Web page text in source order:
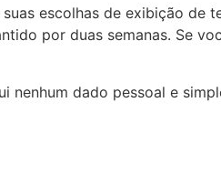
escolhas de exibição de
por duas semanas. Se
nenhum dado pessoal e